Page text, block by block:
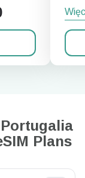
Plans